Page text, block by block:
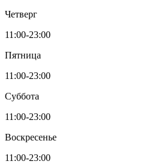
Четверг
11:00-23:00
Пятница
11:00-23:00
Суббота
11:00-23:00
Воскресенье
11:00-23:00